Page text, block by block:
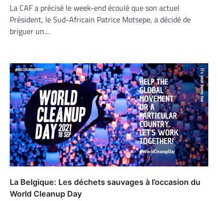
La CAF a précisé le week-end écoulé que son actuel
Président, le Sud-Africain Patrice Motsepe, a décidé de
briguer un…
La Belgique: Les déchets sauvages à l’occasion du
World Cleanup Day